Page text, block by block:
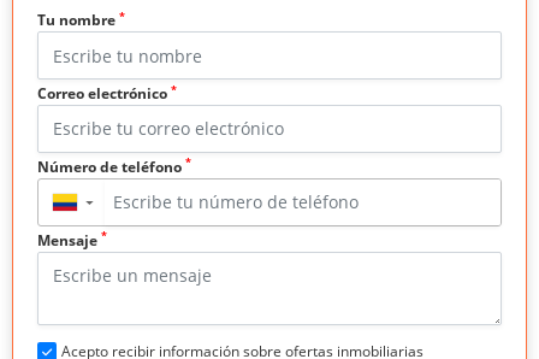
Tu nombre *
Correo electrónico *
Número de teléfono *
▼
Mensaje *
Acepto recibir información sobre ofertas inmobiliarias